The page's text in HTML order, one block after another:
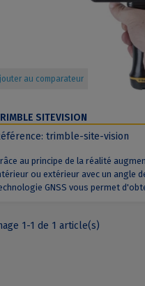
au comparateur
SITEVISION
trimble-site-vision
au principe de la réalité
ou extérieur avec un angle
GNSS vous permet
1-1 de 1 article(s)